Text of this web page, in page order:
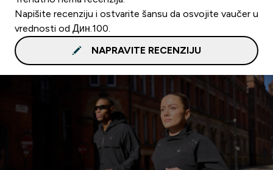
Napišite recenziju i ostvarite šansu da osvojite vaučer u
vrednosti od Дин.100.
NAPRAVITE RECENZIJU